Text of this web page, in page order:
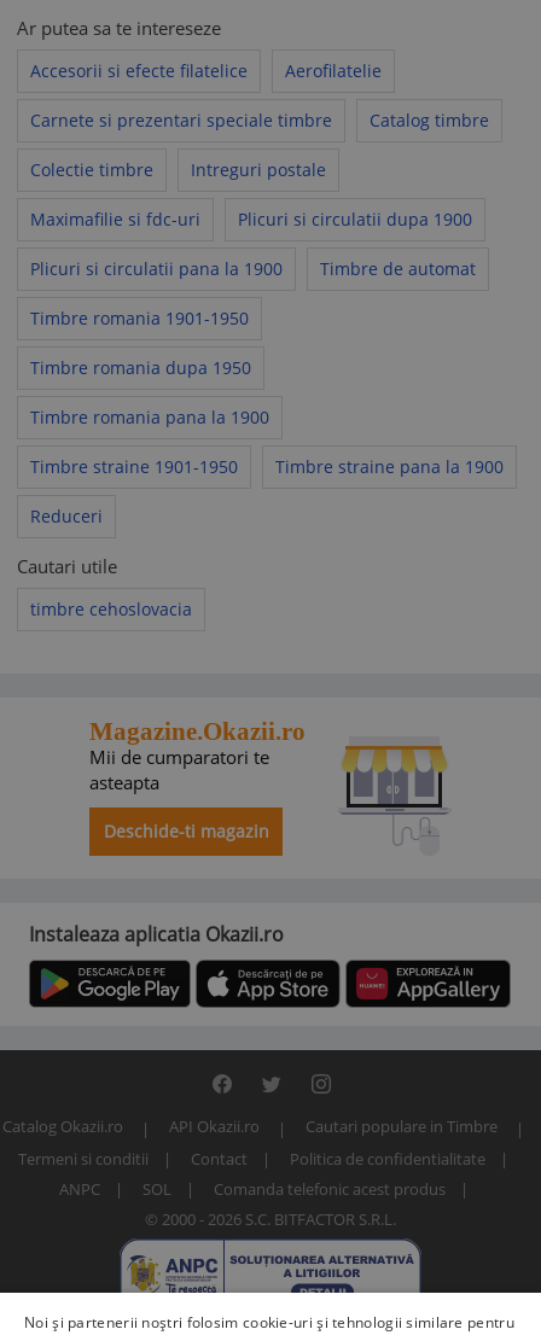
Ar putea sa te intereseze
Accesorii si efecte filatelice Aerofilatelie
Carnete si prezentari speciale timbre Catalog timbre
Colectie timbre Intreguri postale
Maximafilie si fdc-uri Plicuri si circulatii dupa 1900
Plicuri si circulatii pana la 1900 Timbre de automat
Timbre romania 1901-1950
Timbre romania dupa 1950
Timbre romania pana la 1900
Timbre straine 1901-1950 Timbre straine pana la 1900
Reduceri
Cautari utile
timbre cehoslovacia
Magazine.Okazii.ro
Mii de cumparatori te
asteapta
Deschide-ti magazin
Instaleaza aplicatia Okazii.ro
Catalog Okazii.ro API Okazii.ro
Cautari populare in Timbre
Termeni si conditii
Contact
Politica de confidentialitate
ANPC
SOL
Comanda telefonic acest produs
© 2000 - 2026 S.C. BITFACTOR S.R.L.
Noi și partenerii noștri folosim cookie-uri și tehnologii similare pentru